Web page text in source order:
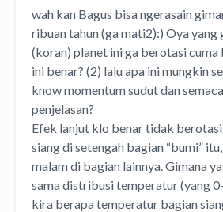
wah kan Bagus bisa ngerasain
ribuan tahun (ga mati2):) Oya yang
(koran) planet ini ga berotasi cuma
ini benar? (2) lalu apa ini mungkin
know momentum sudut dan
penjelasan?
Efek lanjut klo benar tidak berotasi
siang di setengah bagian “bumi”
malam di bagian lainnya. Gimana
sama distribusi temperatur (yang
kira berapa temperatur bagian